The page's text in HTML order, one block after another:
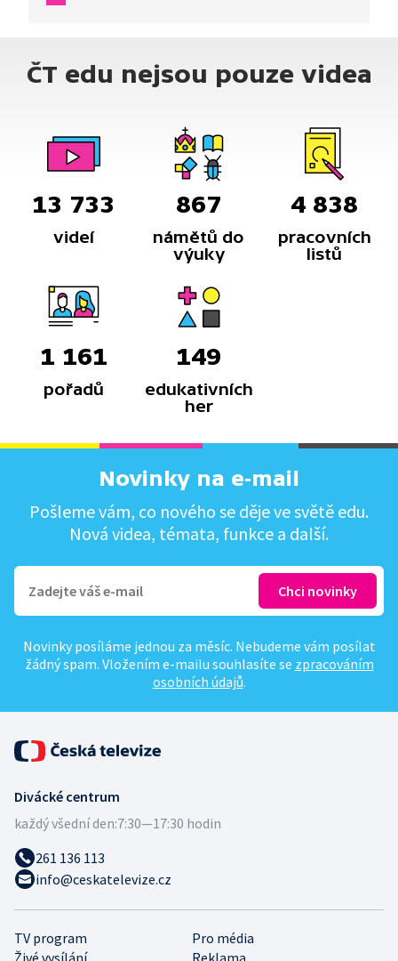
v tomto díle nazvaném Srdce na dlani aneb slova
ČT edu nejsou pouze videa
13 733
videí
867
námětů do
výuky
4 838
pracovních
listů
1 161
pořadů
149
edukativních
her
Novinky na e-mail
Pošleme vám, co nového se děje ve světě edu.
Nová videa, témata, funkce a další.
Novinky posíláme jednou za měsíc. Nebudeme vám posílat
žádný spam. Vložením e-mailu souhlasíte se zpracováním
osobních údajů.